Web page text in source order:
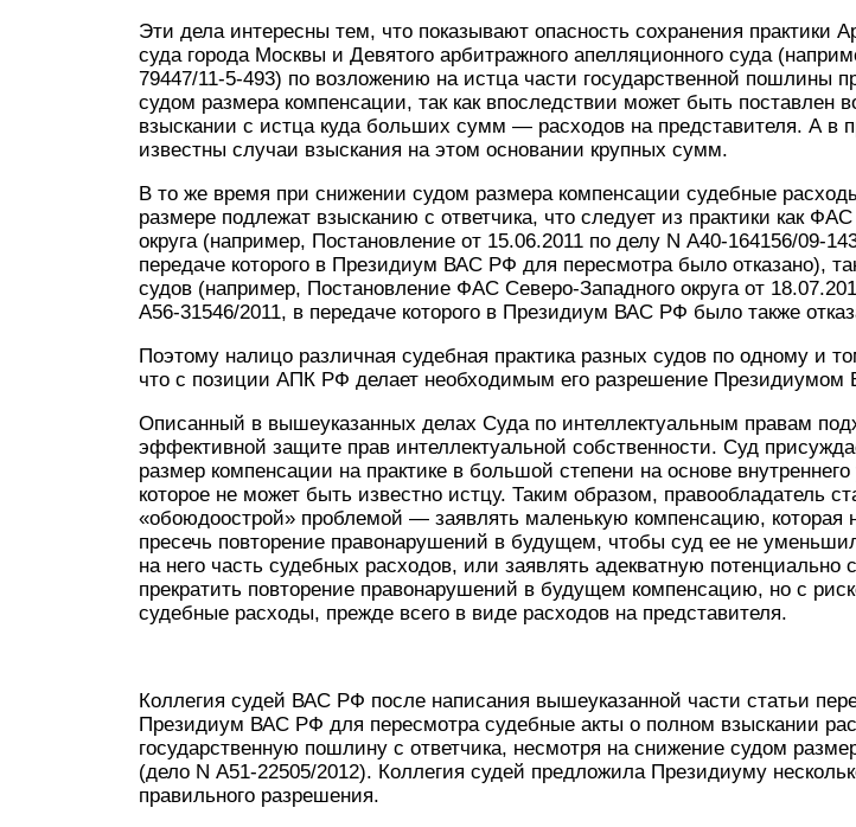
Эти дела интересны тем, что показывают опасность сохранения практики
суда города Москвы и Девятого арбитражного апелляционного суда
79447/11-5-493) по возложению на истца части государственной пошлины
судом размера компенсации, так как впоследствии может быть поставлен
взыскании с истца куда больших сумм — расходов на представителя. А в
известны случаи взыскания на этом основании крупных сумм.
В то же время при снижении судом размера компенсации судебные
размере подлежат взысканию с ответчика, что следует из практики как ФАС
округа (например, Постановление от 15.06.2011 по делу N А40-164156/09-
передаче которого в Президиум ВАС РФ для пересмотра было отказано),
судов (например, Постановление ФАС Северо-Западного округа от
А56-31546/2011, в передаче которого в Президиум ВАС РФ было также
Поэтому налицо различная судебная практика разных судов по одному и
что с позиции АПК РФ делает необходимым его разрешение
Описанный в вышеуказанных делах Суда по интеллектуальным правам
эффективной защите прав интеллектуальной собственности. Суд
размер компенсации на практике в большой степени на основе
которое не может быть известно истцу. Таким образом, правообладатель
«обоюдоострой» проблемой — заявлять маленькую компенсацию, которая
пресечь повторение правонарушений в будущем, чтобы суд ее не
на него часть судебных расходов, или заявлять адекватную потенциально
прекратить повторение правонарушений в будущем компенсацию, но с
судебные расходы, прежде всего в виде расходов на представителя.
Коллегия судей ВАС РФ после написания вышеуказанной части статьи
Президиум ВАС РФ для пересмотра судебные акты о полном взыскании
государственную пошлину с ответчика, несмотря на снижение судом
(дело N А51-22505/2012). Коллегия судей предложила Президиуму
правильного разрешения.